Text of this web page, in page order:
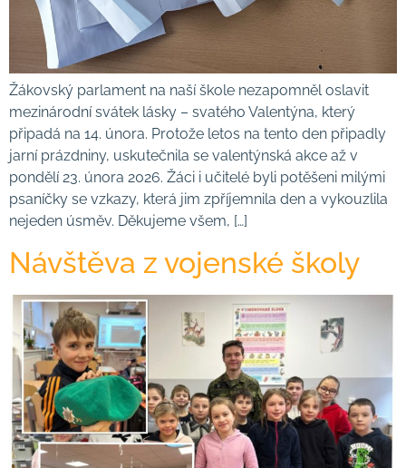
Žákovský parlament na naší škole nezapomněl oslavit
mezinárodní svátek lásky – svatého Valentýna, který
připadá na 14. února. Protože letos na tento den připadly
jarní prázdniny, uskutečnila se valentýnská akce až v
pondělí 23. února 2026. Žáci i učitelé byli potěšeni milými
psaníčky se vzkazy, která jim zpříjemnila den a vykouzlila
nejeden úsměv. Děkujeme všem, […]
Návštěva z vojenské školy